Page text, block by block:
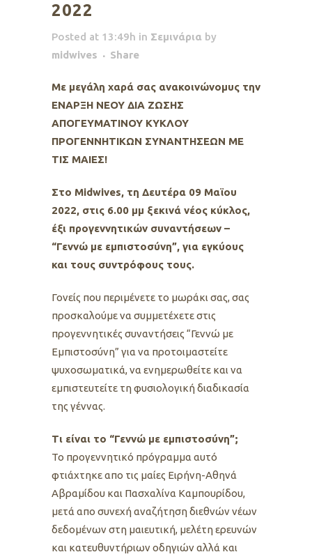
2022
Posted at 13:49h in Σεμινάρια by
midwives
Share
Με μεγάλη χαρά σας ανακοινώνομυς την
ΕΝΑΡΞΗ ΝΕΟΥ ΔΙΑ ΖΩΣΗΣ
ΑΠΟΓΕΥΜΑΤΙΝΟΥ ΚΥΚΛΟΥ
ΠΡΟΓΕΝΝΗΤΙΚΩΝ ΣΥΝΑΝΤΗΣΕΩΝ ΜΕ
ΤΙΣ ΜΑΙΕΣ!
Στο Midwives, τη Δευτέρα 09 Μαϊου
2022, στις 6.00 μμ ξεκινά νέος κύκλος,
έξι προγεννητικών συναντήσεων –
“Γεννώ με εμπιστοσύνη”, για εγκύους
και τους συντρόφους τους.
Γονείς που περιμένετε το μωράκι σας, σας
προσκαλούμε να συμμετέχετε στις
προγεννητικές συναντήσεις “Γεννώ με
Εμπιστοσύνη” για να προτοιμαστείτε
ψυχοσωματικά, να ενημερωθείτε και να
εμπιστευτείτε τη φυσιολογική διαδικασία
της γέννας.
Tι είναι το “Γεννώ με εμπιστοσύνη”;
Το προγεννητικό πρόγραμμα αυτό
φτιάχτηκε απο τις μαίες Ειρήνη-Αθηνά
Αβραμίδου και Πασχαλίνα Καμπουρίδου,
μετά απο συνεχή αναζήτηση διεθνών νέων
δεδομένων στη μαιευτική, μελέτη ερευνών
και κατευθυντήριων οδηγιών αλλά και